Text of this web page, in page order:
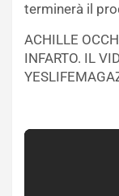
terminerà il
ACHILLE
INFARTO. IL